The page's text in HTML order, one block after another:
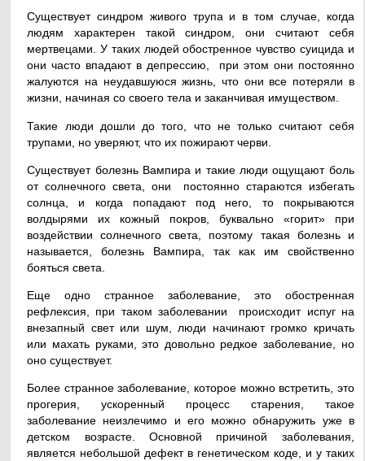
Существует синдром живого трупа и в том случае, когда
людям характерен такой синдром, они считают себя
мертвецами. У таких людей обостренное чувство суицида и
они часто впадают в депрессию, при этом они постоянно
жалуются на неудавшуюся жизнь, что они все потеряли в
жизни, начиная со своего тела и заканчивая имуществом.
Такие люди дошли до того, что не только считают себя
трупами, но уверяют, что их пожирают черви.
Существует болезнь Вампира и такие люди ощущают боль
от солнечного света, они постоянно стараются избегать
солнца, и когда попадают под него, то покрываются
волдырями их кожный покров, буквально «горит» при
воздействии солнечного света, поэтому такая болезнь и
называется, болезнь Вампира, так как им свойственно
бояться света.
Еще одно странное заболевание, это обостренная
рефлексия, при таком заболевании происходит испуг на
внезапный свет или шум, люди начинают громко кричать
или махать руками, это довольно редкое заболевание, но
оно существует.
Более странное заболевание, которое можно встретить, это
прогерия, ускоренный процесс старения, такое
заболевание неизлечимо и его можно обнаружить уже в
детском возрасте. Основной причиной заболевания,
является небольшой дефект в генетическом коде, и у таких